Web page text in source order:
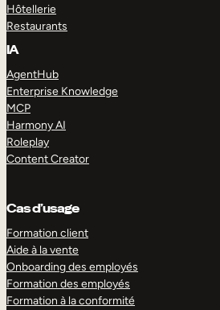
Hôtellerie
Restaurants
IA
AgentHub
Enterprise Knowledge
MCP
Harmony AI
Roleplay
Content Creator
Cas d’usage
Formation client
Aide à la vente
Onboarding des employés
Formation des employés
Formation à la conformité